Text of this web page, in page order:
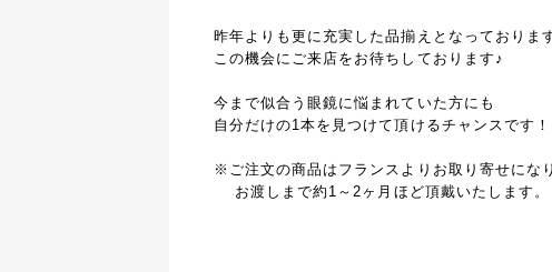
昨年よりも更に充実した品揃えとなっておりま
この機会にご来店をお待ちしております♪
今まで似合う眼鏡に悩まれていた方にも
自分だけの1本を見つけて頂けるチャンスです！
※ご注文の商品はフランスよりお取り寄せにな
お渡しまで約1～2ヶ月ほど頂戴いたします。